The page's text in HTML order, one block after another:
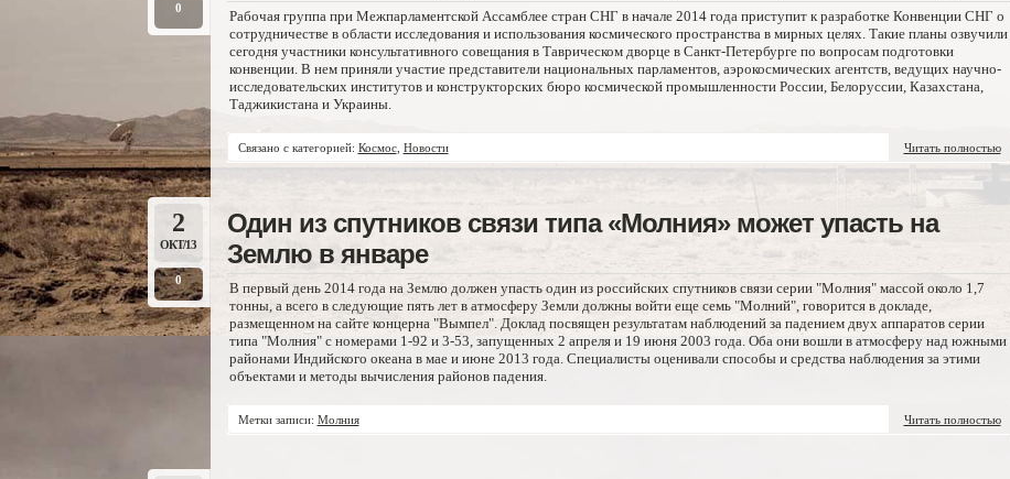
0
Рабочая группа при Межпарламентской Ассамблее стран СНГ в начале 2014 года приступит к разработке Конвенции СНГ о
сотрудничестве в области исследования и использования космического пространства в мирных целях. Такие планы озвучили
сегодня участники консультативного совещания в Таврическом дворце в Санкт-Петербурге по вопросам подготовки
конвенции. В нем приняли участие представители национальных парламентов, аэрокосмических агентств, ведущих научно-
исследовательских институтов и конструкторских бюро космической промышленности России, Белоруссии, Казахстана,
Таджикистана и Украины.
Связано с категорией: Космос, Новости Читать полностью
2
ОКТ/13
0
Один из спутников связи типа «Молния» может упасть на
Землю в январе
В первый день 2014 года на Землю должен упасть один из российских спутников связи серии "Молния" массой около 1,7
тонны, а всего в следующие пять лет в атмосферу Земли должны войти еще семь "Молний", говорится в докладе,
размещенном на сайте концерна "Вымпел". Доклад посвящен результатам наблюдений за падением двух аппаратов серии
типа "Молния" с номерами 1-92 и 3-53, запущенных 2 апреля и 19 июня 2003 года. Оба они вошли в атмосферу над южными
районами Индийского океана в мае и июне 2013 года. Специалисты оценивали способы и средства наблюдения за этими
объектами и методы вычисления районов падения.
Метки записи: Молния Читать полностью